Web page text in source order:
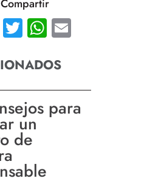
Compartir
Facebook
TwitterWhatsApp
para
un
de